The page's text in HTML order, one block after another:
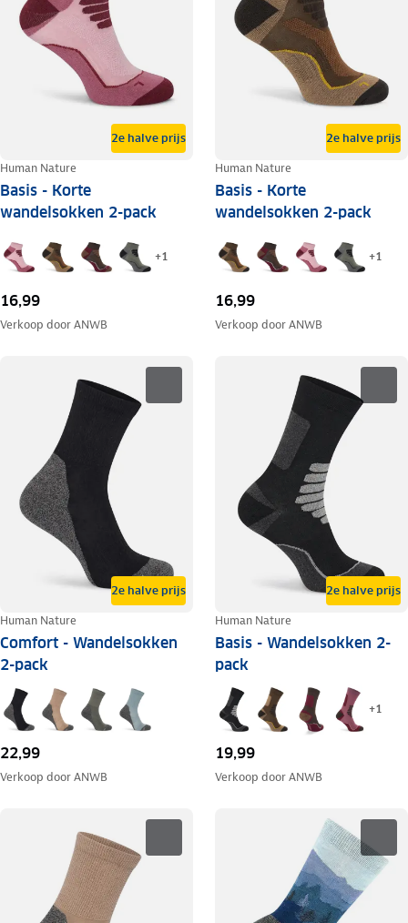
2e halve prijs
Human Nature
Basis - Korte
wandelsokken 2-pack
+1
16,99
Verkoop doorANWB
2e halve prijs
Human Nature
Basis - Korte
wandelsokken 2-pack
+1
16,99
Verkoop doorANWB
2e halve prijs
Human Nature
Comfort - Wandelsokken
2-pack
22,99
Verkoop doorANWB
2e halve prijs
Human Nature
Basis - Wandelsokken 2-
pack
+1
19,99
Verkoop doorANWB